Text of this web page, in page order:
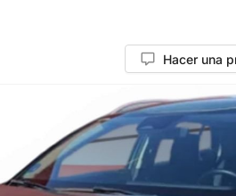
Hacer una